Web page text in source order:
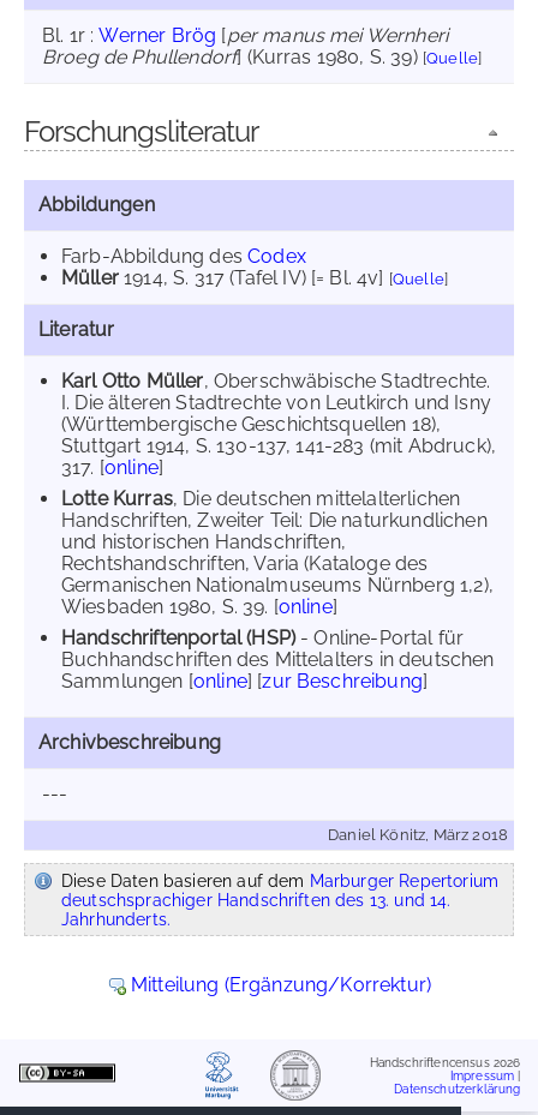
Bl. 1r :Werner Brög [per manus mei Wernheri
Broeg de Phullendorf] (Kurras 1980, S. 39) [Quelle]
Forschungsliteratur
Abbildungen
Farb-Abbildung desCodex
Müller1914, S. 317 (Tafel IV) [= Bl. 4v] [Quelle]
Literatur
Karl Otto Müller, Oberschwäbische Stadtrechte.
I. Die älteren Stadtrechte von Leutkirch und Isny
(Württembergische Geschichtsquellen 18),
Stuttgart 1914, S. 130-137, 141-283 (mit Abdruck),
317. [online]
Lotte Kurras, Die deutschen mittelalterlichen
Handschriften, Zweiter Teil: Die naturkundlichen
und historischen Handschriften,
Rechtshandschriften, Varia (Kataloge des
Germanischen Nationalmuseums Nürnberg 1,2),
Wiesbaden 1980, S. 39. [online]
Handschriftenportal (HSP)- Online-Portal für
Buchhandschriften des Mittelalters in deutschen
Sammlungen [online] [zur Beschreibung]
Archivbeschreibung
---
Daniel Könitz, März 2018
Diese Daten basieren auf dem Marburger Repertorium
deutschsprachiger Handschriften des 13. und 14.
Jahrhunderts.
Mitteilung (Ergänzung/Korrektur)
Handschriftencensus 2026
Impressum
Datenschutzerklärung